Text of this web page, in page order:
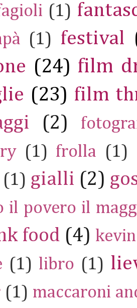
(1)
(1) festival
(24) film
(23) film
(2)
(1) frolla (1)
(1) gialli (2)
il povero il
food (4)
(1) libro (1)
(1) maccaroni